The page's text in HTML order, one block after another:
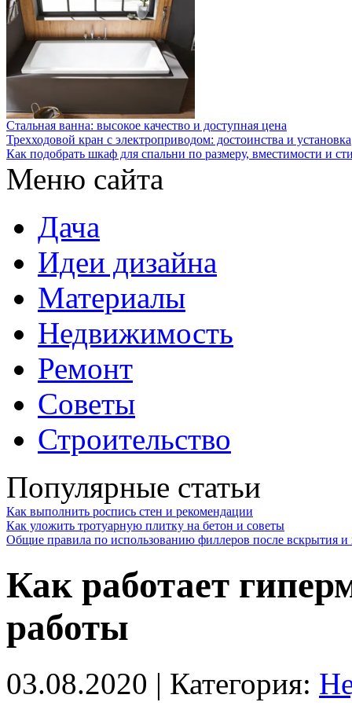
Стальная ванна: высокое качество и доступная цена
Трехходовой кран с электроприводом: достоинства и установка
Как подобрать шкаф для спальни по размеру, вместимости и
Меню сайта
Дача
Идеи дизайна
Материалы
Недвижимость
Ремонт
Советы
Строительство
Популярные статьи
Как выполнить роспись стен и рекомендации
Как уложить тротуарную плитку на бетон и советы
Общие правила по использованию филлеров после вскрытия и
Как работает
работы
03.08.2020 | Категория: